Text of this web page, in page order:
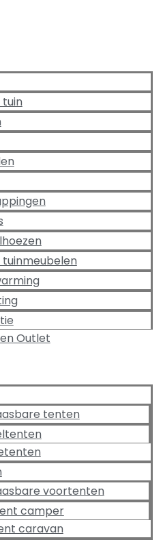
tuin
Outlet
tenten
voortenten
camper
caravan